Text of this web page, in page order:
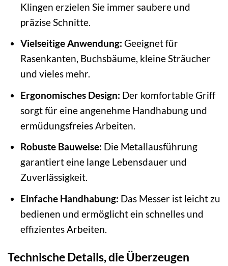
Klingen erzielen Sie immer saubere und
präzise Schnitte.
Vielseitige Anwendung: Geeignet für
Rasenkanten, Buchsbäume, kleine Sträucher
und vieles mehr.
Ergonomisches Design: Der komfortable Griff
sorgt für eine angenehme Handhabung und
ermüdungsfreies Arbeiten.
Robuste Bauweise: Die Metallausführung
garantiert eine lange Lebensdauer und
Zuverlässigkeit.
Einfache Handhabung: Das Messer ist leicht zu
bedienen und ermöglicht ein schnelles und
effizientes Arbeiten.
Technische Details, die Überzeugen